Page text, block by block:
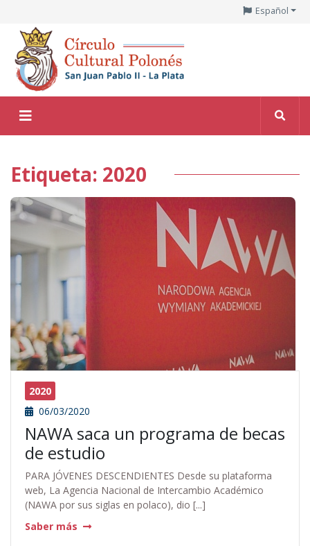
Español
Etiqueta: 2020
2020
06/03/2020
NAWA saca un programa de becas
de estudio
PARA JÓVENES DESCENDIENTES Desde su plataforma
web, La Agencia Nacional de Intercambio Académico
(NAWA por sus siglas en polaco), dio [...]
Saber más